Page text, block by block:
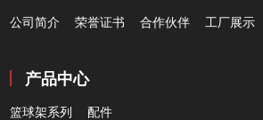
公司简介 荣誉证书 合作伙伴 工厂展示
产品中心
篮球架系列 配件